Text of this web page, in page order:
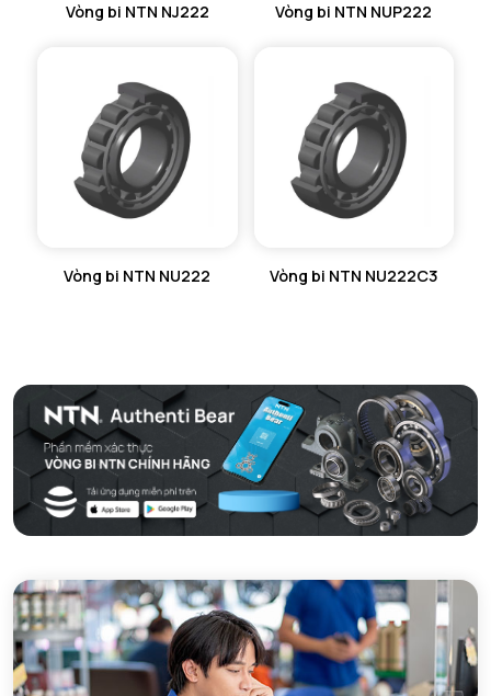
Vòng bi NTN NJ222 Vòng bi NTN NUP222
Vòng bi NTN NU222 Vòng bi NTN NU222C3